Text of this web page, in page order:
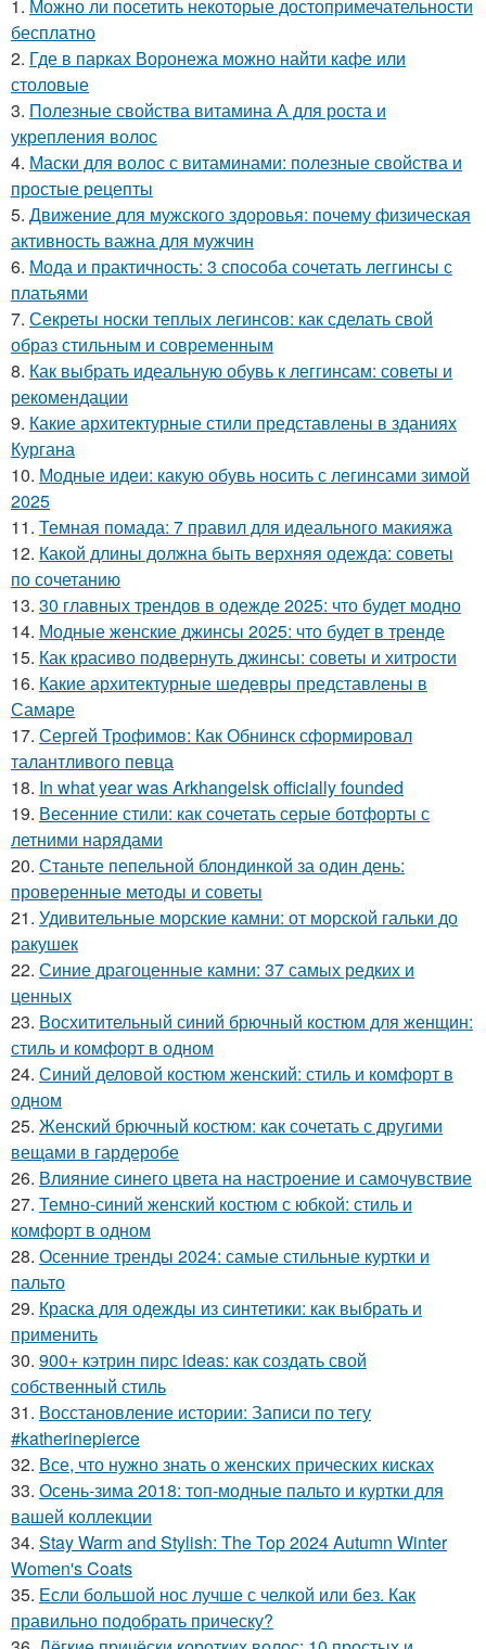
1. Можно ли посетить некоторые достопримечательности
бесплатно
2. Где в парках Воронежа можно найти кафе или
столовые
3. Полезные свойства витамина А для роста и
укрепления волос
4. Маски для волос с витаминами: полезные свойства и
простые рецепты
5. Движение для мужского здоровья: почему физическая
активность важна для мужчин
6. Мода и практичность: 3 способа сочетать леггинсы с
платьями
7. Секреты носки теплых легинсов: как сделать свой
образ стильным и современным
8. Как выбрать идеальную обувь к леггинсам: советы и
рекомендации
9. Какие архитектурные стили представлены в зданиях
Кургана
10. Модные идеи: какую обувь носить с легинсами зимой
2025
11. Темная помада: 7 правил для идеального макияжа
12. Какой длины должна быть верхняя одежда: советы
по сочетанию
13. 30 главных трендов в одежде 2025: что будет модно
14. Модные женские джинсы 2025: что будет в тренде
15. Как красиво подвернуть джинсы: советы и хитрости
16. Какие архитектурные шедевры представлены в
Самаре
17. Сергей Трофимов: Как Обнинск сформировал
талантливого певца
18. In what year was Arkhangelsk officially founded
19. Весенние стили: как сочетать серые ботфорты с
летними нарядами
20. Станьте пепельной блондинкой за один день:
проверенные методы и советы
21. Удивительные морские камни: от морской гальки до
ракушек
22. Синие драгоценные камни: 37 самых редких и
ценных
23. Восхитительный синий брючный костюм для женщин:
стиль и комфорт в одном
24. Синий деловой костюм женский: стиль и комфорт в
одном
25. Женский брючный костюм: как сочетать с другими
вещами в гардеробе
26. Влияние синего цвета на настроение и самочувствие
27. Темно-синий женский костюм с юбкой: стиль и
комфорт в одном
28. Осенние тренды 2024: самые стильные куртки и
пальто
29. Краска для одежды из синтетики: как выбрать и
применить
30. 900+ кэтрин пирс ideas: как создать свой
собственный стиль
31. Восстановление истории: Записи по тегу
#katherinepierce
32. Все, что нужно знать о женских прических кисках
33. Осень-зима 2018: топ-модные пальто и куртки для
вашей коллекции
34. Stay Warm and Stylish: The Top 2024 Autumn Winter
Women's Coats
35. Если большой нос лучше с челкой или без. Как
правильно подобрать прическу?